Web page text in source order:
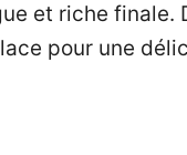
et riche finale.
pour une